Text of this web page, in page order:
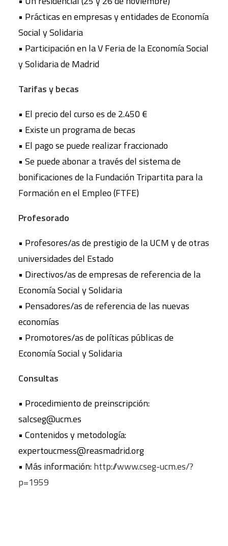
• Prácticas en empresas y entidades de Economía
Social y Solidaria
• Participación en la V Feria de la Economía Social
y Solidaria de Madrid
Tarifas y becas
• El precio del curso es de 2.450 €
• Existe un programa de becas
• El pago se puede realizar fraccionado
• Se puede abonar a través del sistema de
bonificaciones de la Fundación Tripartita para la
Formación en el Empleo (FTFE)
Profesorado
• Profesores/as de prestigio de la UCM y de otras
universidades del Estado
• Directivos/as de empresas de referencia de la
Economía Social y Solidaria
• Pensadores/as de referencia de las nuevas
economías
• Promotores/as de políticas públicas de
Economía Social y Solidaria
Consultas
• Procedimiento de preinscripción:
salcseg@ucm.es
• Contenidos y metodología:
expertoucmess@reasmadrid.org
• Más información:http://www.cseg-ucm.es/?
p=1959